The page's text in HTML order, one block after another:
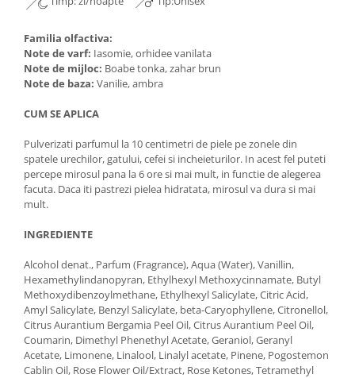
Familia olfactiva:
Note de varf: Iasomie, orhidee vanilata
Note de mijloc: Boabe tonka, zahar brun
Note de baza: Vanilie, ambra
CUM SE APLICA
Pulverizati parfumul la 10 centimetri de piele pe zonele din
spatele urechilor, gatului, cefei si incheieturilor. In acest fel puteti
percepe mirosul pana la 6 ore si mai mult, in functie de alegerea
facuta. Daca iti pastrezi pielea hidratata, mirosul va dura si mai
mult.
INGREDIENTE
Alcohol denat., Parfum (Fragrance), Aqua (Water), Vanillin,
Hexamethylindanopyran, Ethylhexyl Methoxycinnamate, Butyl
Methoxydibenzoylmethane, Ethylhexyl Salicylate, Citric Acid,
Amyl Salicylate, Benzyl Salicylate, beta-Caryophyllene, Citronellol,
Citrus Aurantium Bergamia Peel Oil, Citrus Aurantium Peel Oil,
Coumarin, Dimethyl Phenethyl Acetate, Geraniol, Geranyl
Acetate, Limonene, Linalool, Linalyl acetate, Pinene, Pogostemon
Cablin Oil, Rose Flower Oil/Extract, Rose Ketones, Tetramethyl